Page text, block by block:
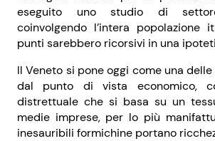
eseguito uno studio di
coinvolgendo l’intera popolazione
punti sarebbero ricorsivi in una
Il Veneto si pone oggi come una
dal punto di vista economico,
distrettuale che si basa su un
medie imprese, per lo più
inesauribili formichine portano